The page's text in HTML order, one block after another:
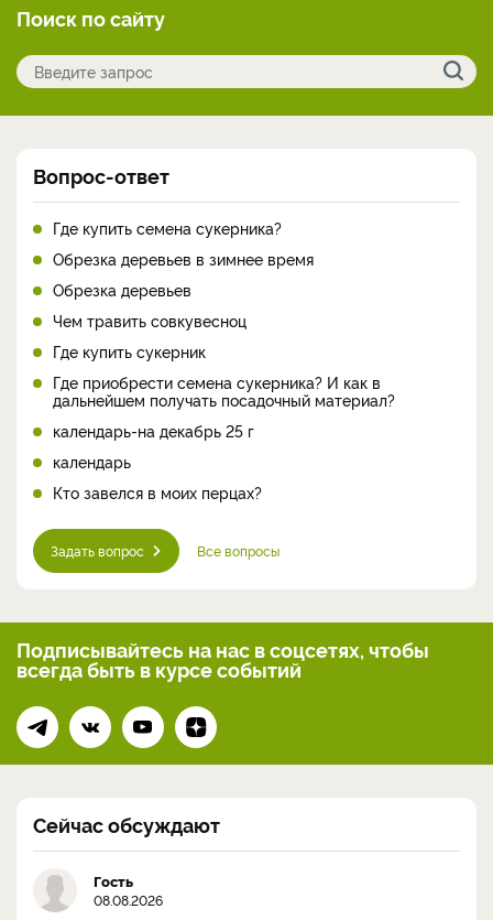
Поиск по сайту
Вопрос-ответ
Где купить семена сукерника?
Обрезка деревьев в зимнее время
Обрезка деревьев
Чем травить совкувесноц
Где купить сукерник
Где приобрести семена сукерника? И как в
дальнейшем получать посадочный материал?
календарь-на декабрь 25 г
календарь
Кто завелся в моих перцах?
Задать вопрос Все вопросы
Подписывайтесь на нас в соцсетях, чтобы
всегдабыть в курсе событий
Сейчас обсуждают
Гость
08.08.2026